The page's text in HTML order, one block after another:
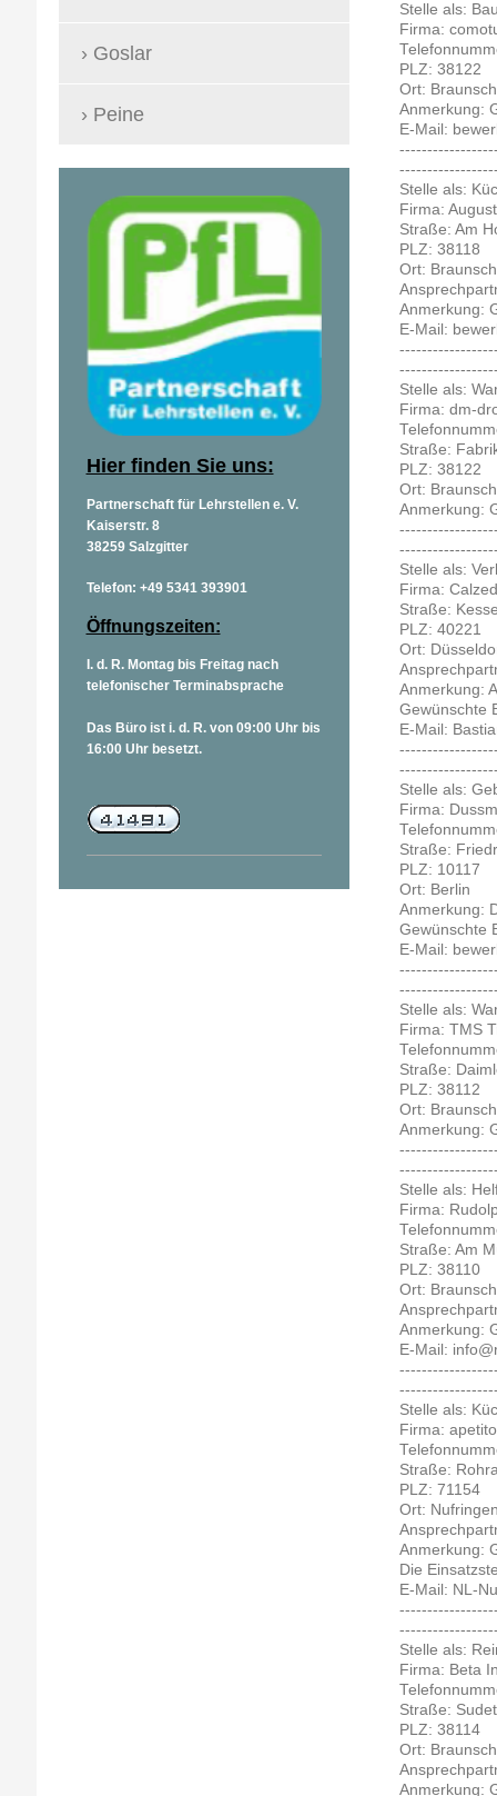
Stelle als:
Firma:
PLZ: 38122
Ort:
Anmerkung:
E-Mail:
Stelle als:
Firma:
Straße: Am
PLZ: 38118
Ort:
Anmerkung:
E-Mail:
Stelle als:
Firma: dm-
Straße:
PLZ: 38122
Ort:
Anmerkung:
Stelle als:
Firma:
Straße:
PLZ: 40221
Ort:
Anmerkung:
Gewünschte
E-Mail:
Stelle als:
Firma:
Straße:
PLZ: 10117
Ort: Berlin
Anmerkung:
Gewünschte
E-Mail:
Stelle als:
Firma: TMS
Straße:
PLZ: 38112
Ort:
Anmerkung:
Stelle als:
Firma:
Straße: Am
PLZ: 38110
Ort:
Anmerkung:
E-Mail:
Stelle als:
Firma:
Straße:
PLZ: 71154
Ort:
Anmerkung:
Die
E-Mail: NL-
Stelle als:
Firma: Beta
Straße:
PLZ: 38114
Ort:
Anmerkung:
Goslar
Peine
Hier finden Sie uns:
Partnerschaft für Lehrstellen e. V.
Kaiserstr. 8
38259 Salzgitter
Telefon: +49 5341 393901
Öffnungszeiten:
I. d. R. Montag bis Freitag nach
telefonischer Terminabsprache
Das Büro ist i. d. R. von 09:00 Uhr bis
16:00 Uhr besetzt.